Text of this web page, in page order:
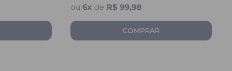
6x de R$ 99,98
COMPRAR